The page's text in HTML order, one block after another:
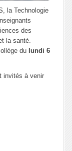
la Technologie
des
la santé.
du lundi 6
invités à venir